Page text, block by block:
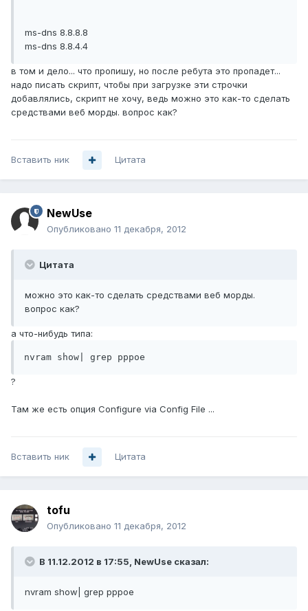
ms-dns 8.8.8.8
ms-dns 8.8.4.4
в том и дело... что пропишу, но после ребута это пропадет...
надо писать скрипт, чтобы при загрузке эти строчки
добавлялись, скрипт не хочу, ведь можно это как-то сделать
средствами веб морды. вопрос как?
Вставить ник Цитата
NewUse
Опубликовано 11 декабря, 2012
Цитата
можно это как-то сделать средствами веб морды.
вопрос как?
а что-нибудь типа:
nvram show| grep pppoe
?
Там же есть опция Configure via Config File ...
Вставить ник Цитата
tofu
Опубликовано 11 декабря, 2012
В 11.12.2012 в 17:55, NewUse сказал:
nvram show| grep pppoe